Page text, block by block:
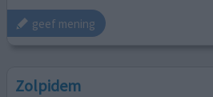
geef mening
Zolpidem